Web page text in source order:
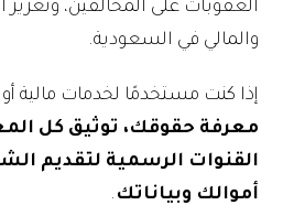
العقوبات على المخالفين،
والمالي في السعودية.
إذا كنت مستخدمًا لخدمات مالية أو
معرفة حقوقك، توثيق كل
القنوات الرسمية لتقديم
أموالك وبياناتك .